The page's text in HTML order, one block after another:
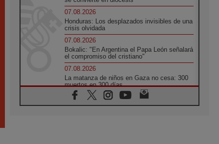
07.08.2026
Honduras: Los desplazados invisibles de una
crisis olvidada
07.08.2026
Bokalic: "En Argentina el Papa León señalará
el compromiso del cristiano"
07.08.2026
La matanza de niños en Gaza no cesa: 300
muertos en 300 días
07.08.2026
Tagle: La guerra desfigura el mundo, solo la